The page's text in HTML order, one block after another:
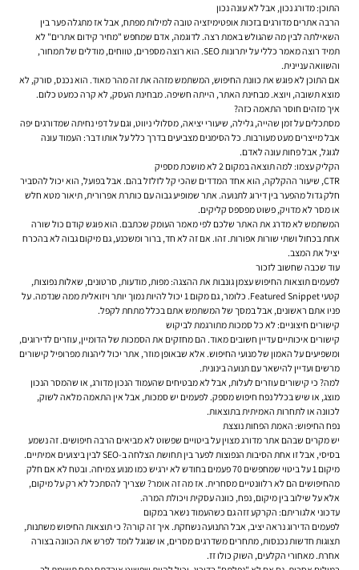
התוכן: מדורג נכון, אבל לא עונה נכון
הרבה אתרים מדורגים בזכות אופטימיזציה טובה למילות מפתח, אבל אז מתגלה פער בין
השאילתה לבין מה שהגולש באמת רצה. לדוגמה, אדם שמחפש "מחיר קידום אתרים" לא
תמיד רוצה מאמר כללי על יתרונות SEO. הוא רוצה מספרים, טווחים, מודלים של תמחור,
והשוואה עניינית.
אם התוכן לא פוגש את כוונת החיפוש, המשתמש מזהה את זה מהר מאוד. הוא נכנס, סורק, לא
מוצא תשובה, ויוצא. מבחינת האתר, הייתה חשיפה. מבחינת העסק, לא קרה כמעט כלום.
איך מזהים חוסר התאמה כזה?
מסתכלים על זמן שהייה, גלילה, שיעורי יציאה, מסלולי ניווט, וגם על דפי נחיתה שמדורגים יפה
אבל מייצרים מעט מעורבות. כל הסימנים מצביעים בדרך כלל על אותו דבר: העמוד עונה
לגוגל, אבל פחות עונה לאדם.
הקליק עצמו: למה תוצאה במקום 2 לא מושכת מספיק
CTR, שיעור ההקלקה, הוא אחד המדדים שהכי קל לזלזל בהם. אבל בפועל, הוא יכול להסביר
חלק גדול מהפער בין דירוג לתנועה. אתר שמופיע גבוה עם כותרת אפרורית, תיאור מטא חלש
או מסר לא מדויק, פשוט מפספס קליקים.
המשתמש לא מדרג את האתר שלכם לפי מאמר העומק שכתבם. הוא פוגש קודם כול שורה
אחת בכחול ושתי שורות אפורות. זהו. אם זה לא חד, ברור ומשכנע, גם מיקום גבוה לא בהכרח
יציל את המצב.
עוד שכבה שחשוב לזכור
לפעמים תוצאות החיפוש עצמן גונבות את ההצגה: מפות, מודעות, סרטונים, שאלות נפוצות,
קטעי Featured Snippet. כלומר, גם מקום 1 יכול להיות נמוך יותר ויזואלית ממה שנדמה. על
פניו אתם ראשונים, אבל במסך של המשתמש אתם בכלל מתחת לקפל.
קישורים חיצוניים: לא כל סמכות מתורגמת לביקוש
קישורים איכותיים עדיין חשובים מאוד. הם מחזקים את הסמכות של הדומיין, עוזרים לדירוגים,
ומשפיעים על האמון של מנועי החיפוש. אלא שבאופן מוזר, אתר יכול ליהנות מפרופיל קישורים
מרשים ועדיין להישאר עם תנועה בינונית.
למה? כי קישורים עוזרים לעלות, אבל לא מבטיחים שהעמוד הנכון מדורג, או שהמסר הנכון
מוצג, או שיש בכלל נפח חיפוש מספק. לפעמים יש סמכות, אבל אין התאמה מלאה לשוק,
לכוונה או לתחרות האמיתית בתוצאות.
נפח החיפוש: האמת הפחות נוצצת
יש מקרים שבהם אתר מדורג מצוין על ביטויים שפשוט לא מביאים הרבה חיפושים. זה נשמע
בסיסי, אבל זו אחת הסיבות הנפוצות לפער בין תחושת הצלחה ב-SEO לבין ביצועים אמיתיים.
מיקום 1 על ביטוי שמחפשים 70 פעמים בחודש לא ירגיש כמו מנוע צמיחה. ובטח לא אם חלק
מהחיפושים הם לא רלוונטיים מסחרית. אז מה זה אומר? שצריך להסתכל לא רק על מיקום,
אלא על שילוב בין מיקום, נפח, כוונה עסקית ויכולת המרה.
עדכוני אלגוריתם: הקרקע זזה גם כשהעמוד נשאר במקום
לפעמים הדירוג נראה יציב, אבל התנועה נשחקת. איך זה קורה? כי תוצאות החיפוש משתנות,
תצוגות חדשות נכנסות, מתחרים משדרגים מסרים, או שגוגל לומד לפרש את הכוונה בצורה
אחרת. מאחורי הקלעים, השוק כולו זז.